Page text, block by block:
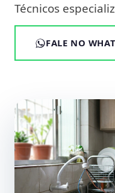
Técnicos
FALE NO